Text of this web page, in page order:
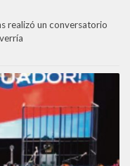
realizó un conversatorio